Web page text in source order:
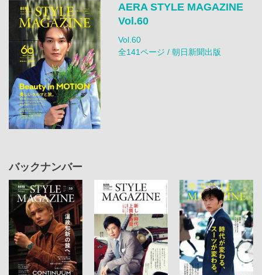
AERA STYLE MAGAZINE
Vol.60
Vol.60
全141ページ / 朝日新聞出版
バックナンバー